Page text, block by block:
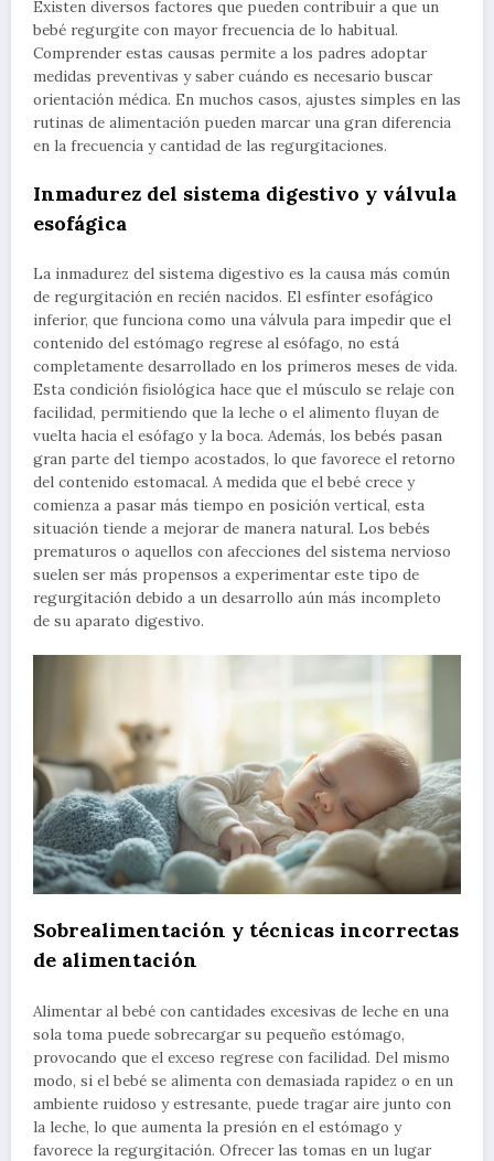
Existen diversos factores que pueden contribuir a que un
bebé regurgite con mayor frecuencia de lo habitual.
Comprender estas causas permite a los padres adoptar
medidas preventivas y saber cuándo es necesario buscar
orientación médica. En muchos casos, ajustes simples en las
rutinas de alimentación pueden marcar una gran diferencia
en la frecuencia y cantidad de las regurgitaciones.
Inmadurez del sistema digestivo y válvula
esofágica
La inmadurez del sistema digestivo es la causa más común
de regurgitación en recién nacidos. El esfínter esofágico
inferior, que funciona como una válvula para impedir que el
contenido del estómago regrese al esófago, no está
completamente desarrollado en los primeros meses de vida.
Esta condición fisiológica hace que el músculo se relaje con
facilidad, permitiendo que la leche o el alimento fluyan de
vuelta hacia el esófago y la boca. Además, los bebés pasan
gran parte del tiempo acostados, lo que favorece el retorno
del contenido estomacal. A medida que el bebé crece y
comienza a pasar más tiempo en posición vertical, esta
situación tiende a mejorar de manera natural. Los bebés
prematuros o aquellos con afecciones del sistema nervioso
suelen ser más propensos a experimentar este tipo de
regurgitación debido a un desarrollo aún más incompleto
de su aparato digestivo.
Sobrealimentación y técnicas incorrectas
de alimentación
Alimentar al bebé con cantidades excesivas de leche en una
sola toma puede sobrecargar su pequeño estómago,
provocando que el exceso regrese con facilidad. Del mismo
modo, si el bebé se alimenta con demasiada rapidez o en un
ambiente ruidoso y estresante, puede tragar aire junto con
la leche, lo que aumenta la presión en el estómago y
favorece la regurgitación. Ofrecer las tomas en un lugar